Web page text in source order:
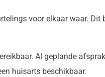
voor elkaar waar.
Al geplande
huisarts beschikbaar.